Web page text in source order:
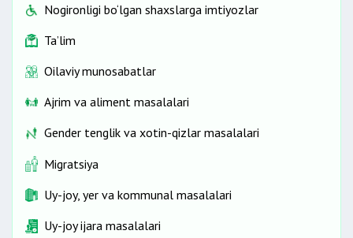
Nogironligi bo‘lgan shaxslarga imtiyozlar
Ta’lim
Oilaviy munosabatlar
Ajrim va aliment masalalari
Gender tenglik va xotin-qizlar masalalari
Migratsiya
Uy-joy, yer va kommunal masalalari
Uy-joy ijara masalalari